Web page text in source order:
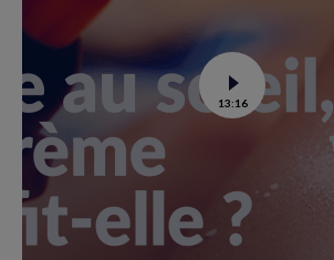
Voir
la
vidéo
est-
elle
la
meilleure
solution
13:16